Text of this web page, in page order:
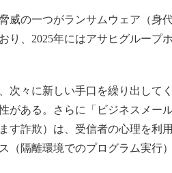
の一つがランサムウェア（身
り、2025年にはアサヒグループ
々に新しい手口を繰り出して
がある。さらに「ビジネスメー
詐欺）は、受信者の心理を利
（隔離環境でのプログラム実行